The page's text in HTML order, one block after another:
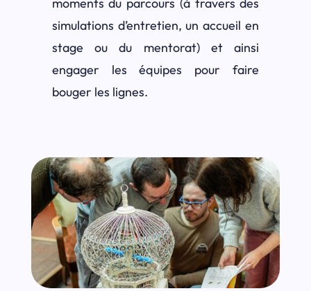
simulations d’entretien, un accueil en
stage ou du mentorat) et ainsi
engager les équipes pour faire
bouger les lignes.